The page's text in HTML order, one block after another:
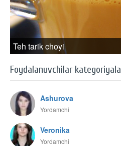
Teh tarik choyi
Foydalanuvchilar
Ashurova
Yordamchi
Veronika
Yordamchi